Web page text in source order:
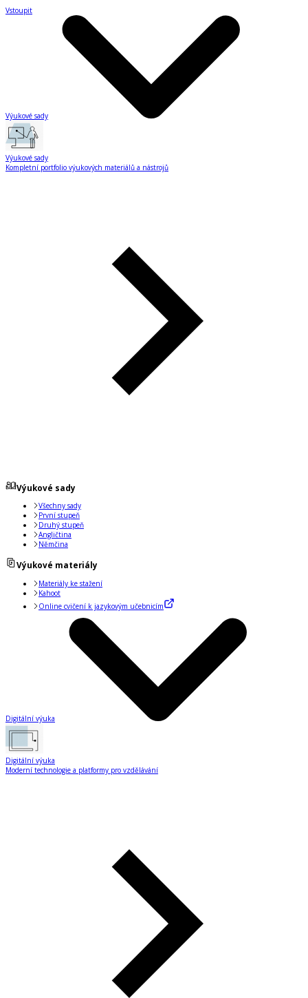
Vstoupit
Výukové sady
Výukové sady
Kompletní portfolio výukových materiálů a nástrojů
Výukové sady
Všechny sady
První stupeň
Druhý stupeň
Angličtina
Němčina
Výukové materiály
Materiály ke stažení
Kahoot
Online cvičení k jazykovým učebnicím
Digitální výuka
Digitální výuka
Moderní technologie a platformy pro vzdělávání